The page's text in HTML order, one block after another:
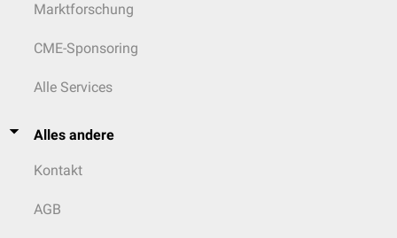
Marktforschung
CME-Sponsoring
Alle Services
Alles andere
Kontakt
AGB